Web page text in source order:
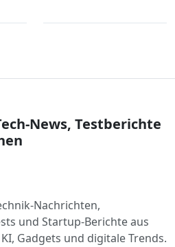
News, Testberichte
Nachrichten,
und Startup-Berichte aus
Gadgets und digitale Trends.